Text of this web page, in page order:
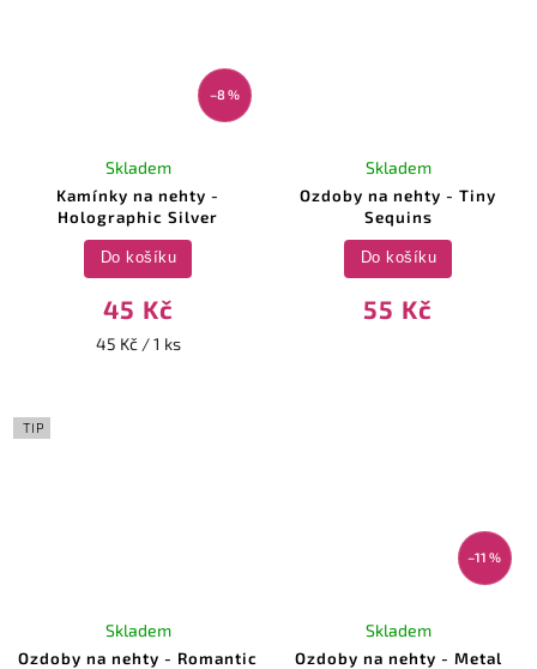
–8 %
Kamínky na nehty -
Holographic Silver
Skladem
45 Kč
45 Kč / 1 ks
Do košíku
Ozdoby na nehty - Tiny
Sequins
Skladem
55 Kč
Do košíku
TIP
Ozdoby na nehty - Romantic
Skladem
–11 %
Ozdoby na nehty - Metal
Skladem